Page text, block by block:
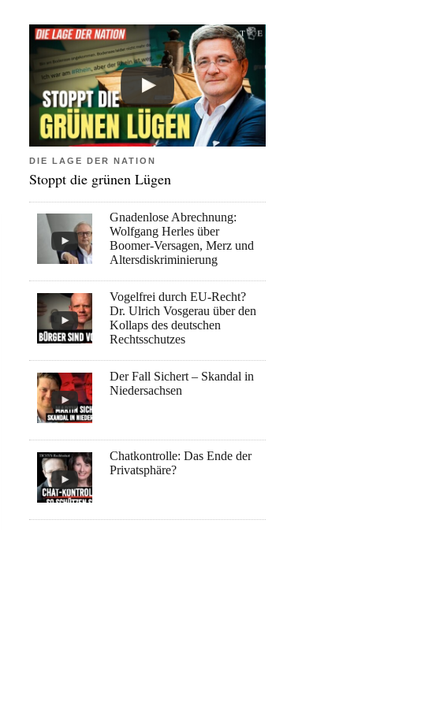
DIE LAGE DER NATION
Stoppt die grünen Lügen
Gnadenlose Abrechnung:
Wolfgang Herles über
Boomer-Versagen, Merz und
Altersdiskriminierung
Vogelfrei durch EU-Recht?
Dr. Ulrich Vosgerau über den
Kollaps des deutschen
Rechtsschutzes
Der Fall Sichert – Skandal in
Niedersachsen
Chatkontrolle: Das Ende der
Privatsphäre?